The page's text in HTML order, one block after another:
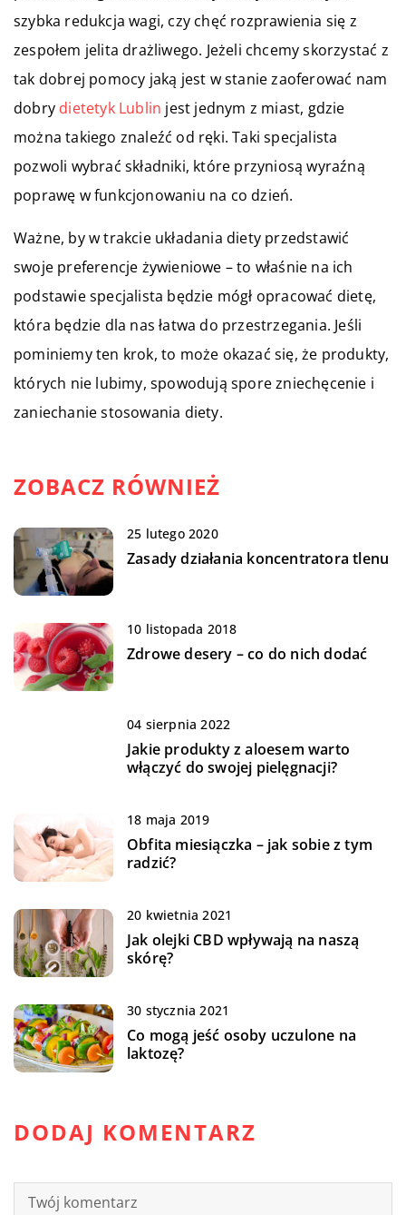
szybka redukcja wagi, czy chęć rozprawienia się z
zespołem jelita drażliwego. Jeżeli chcemy skorzystać z
tak dobrej pomocy jaką jest w stanie zaoferować nam
dobry dietetyk Lublin jest jednym z miast, gdzie
można takiego znaleźć od ręki. Taki specjalista
pozwoli wybrać składniki, które przyniosą wyraźną
poprawę w funkcjonowaniu na co dzień.
Ważne, by w trakcie układania diety przedstawić
swoje preferencje żywieniowe – to właśnie na ich
podstawie specjalista będzie mógł opracować dietę,
która będzie dla nas łatwa do przestrzegania. Jeśli
pominiemy ten krok, to może okazać się, że produkty,
których nie lubimy, spowodują spore zniechęcenie i
zaniechanie stosowania diety.
ZOBACZ RÓWNIEŻ
25 lutego 2020
Zasady działania koncentratora tlenu
10 listopada 2018
Zdrowe desery – co do nich dodać
04 sierpnia 2022
Jakie produkty z aloesem warto
włączyć do swojej pielęgnacji?
18 maja 2019
Obfita miesiączka – jak sobie z tym
radzić?
20 kwietnia 2021
Jak olejki CBD wpływają na naszą
skórę?
30 stycznia 2021
Co mogą jeść osoby uczulone na
laktozę?
DODAJ KOMENTARZ